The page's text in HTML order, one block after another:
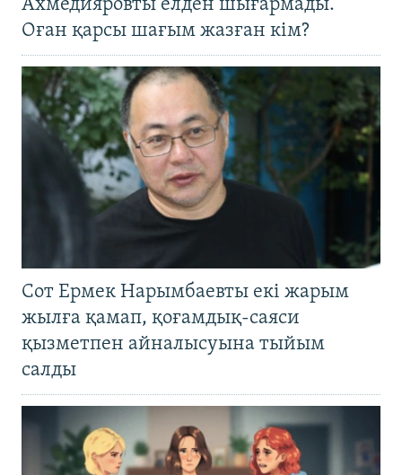
Ахмедияровты елден шығармады.
Оған қарсы шағым жазған кім?
Сот Ермек Нарымбаевты екі жарым
жылға қамап, қоғамдық-саяси
қызметпен айналысуына тыйым
салды